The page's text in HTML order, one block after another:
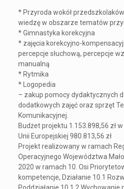
* Przyroda wokół
wiedzę w obszarze tematów
* Gimnastyka korekcyjna
* zajęcia korekcyjno-
percepcje słuchową, percepcje
manualną
* Rytmika
* Logopedia
– zakup pomocy dydaktycznych
dodatkowych zajęć oraz sprzęt
Komunikacyjnej.
Budżet projektu 1.153.898,56 zł
Unii Europejskiej 980.813,56 zł
Projekt realizowany w ramach
Operacyjnego Województwa
2020 w ramach 10. Osi
kompetencje, Działanie 10.1